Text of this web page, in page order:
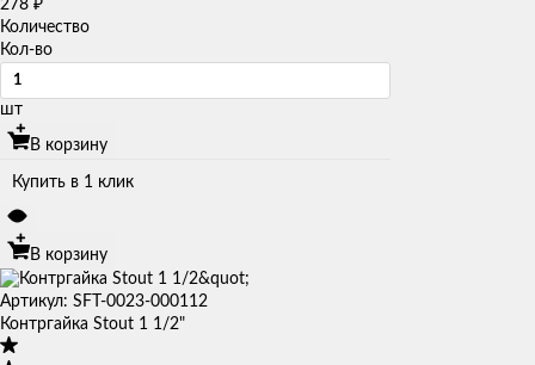
278 ₽
Количество
Кол-во
шт
В корзину
Купить в 1 клик
В корзину
Артикул: SFT-0023-000112
Контргайка Stout 1 1/2"